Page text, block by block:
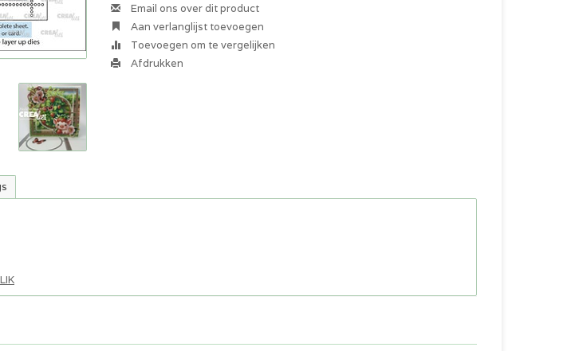
Email ons over dit product
Aan verlanglijst toevoegen
Toevoegen om te vergelijken
Afdrukken